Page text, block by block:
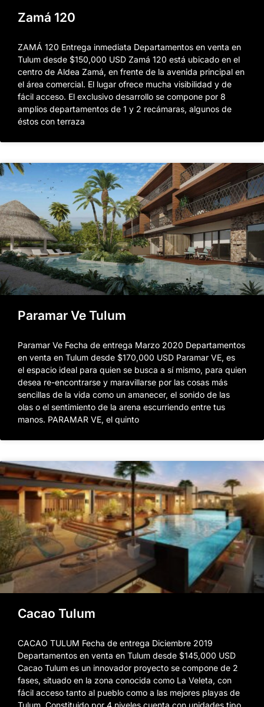
Zamá 120
ZAMÁ 120 Entrega inmediata Departamentos en venta en
Tulum desde $150,000 USD Zamá 120 está ubicado en el
centro de Aldea Zamá, en frente de la avenida principal en
el área comercial. El lugar ofrece mucha visibilidad y de
fácil acceso. El exclusivo desarrollo se compone por 8
amplios departamentos de 1 y 2 recámaras, algunos de
éstos con terraza
Paramar Ve Tulum
Paramar Ve Fecha de entrega Marzo 2020 Departamentos
en venta en Tulum desde $170,000 USD Paramar VE, es
el espacio ideal para quien se busca a sí mismo, para quien
desea re-encontrarse y maravillarse por las cosas más
sencillas de la vida como un amanecer, el sonido de las
olas o el sentimiento de la arena escurriendo entre tus
manos. PARAMAR VE, el quinto
Cacao Tulum
CACAO TULUM Fecha de entrega Diciembre 2019
Departamentos en venta en Tulum desde $145,000 USD
Cacao Tulum es un innovador proyecto se compone de 2
fases, situado en la zona conocida como La Veleta, con
fácil acceso tanto al pueblo como a las mejores playas de